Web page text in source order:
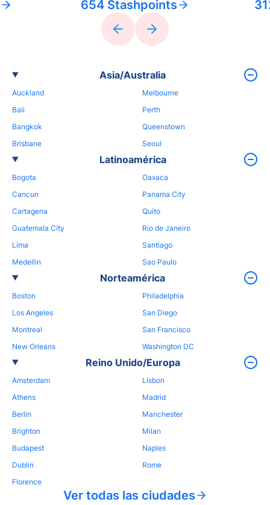
654 Stashpoints
Asia/Australia
Auckland
Bali
Bangkok
Brisbane
Melbourne
Perth
Queenstown
Seoul
Latinoamérica
Bogota
Cancun
Cartagena
Guatemala City
Lima
Medellin
Oaxaca
Panama City
Quito
Rio de Janeiro
Santiago
Sao Paulo
Norteamérica
Boston
Los Angeles
Montreal
New Orleans
Philadelphia
San Diego
San Francisco
Washington DC
Reino Unido/Europa
Amsterdam
Athens
Berlin
Brighton
Budapest
Dublin
Florence
Lisbon
Madrid
Manchester
Milan
Naples
Rome
Ver todas las ciudades